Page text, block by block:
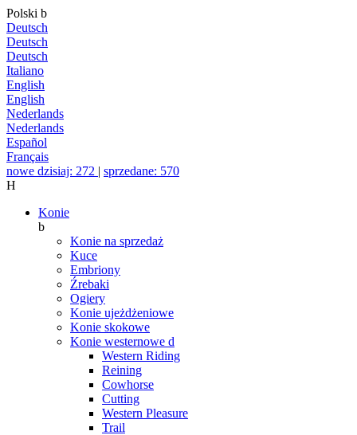
Polski b
Deutsch
Deutsch
Deutsch
Italiano
English
English
Nederlands
Nederlands
Español
Français
nowe dzisiaj: 272 | sprzedane: 570
H
Konie
b
Konie na sprzedaż
Kuce
Embriony
Źrebaki
Ogiery
Konie ujeżdżeniowe
Konie skokowe
Konie westernowe d
Western Riding
Reining
Cowhorse
Cutting
Western Pleasure
Trail